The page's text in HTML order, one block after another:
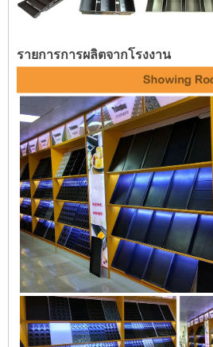
รายการการผลิตจากโรงงาน